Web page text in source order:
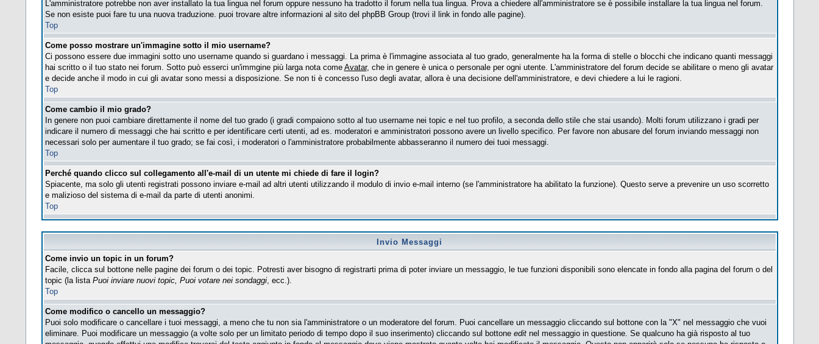
L'amministratore potrebbe non aver installato la tua lingua nel forum oppure nessuno ha tradotto il forum nella tua lingua. Prova a chiedere all'amministratore se è possibile installare la tua lingua nel forum.
Se non esiste puoi fare tu una nuova traduzione. puoi trovare altre informazioni al sito del phpBB Group (trovi il link in fondo alle pagine).
Top
Come posso mostrare un'immagine sotto il mio username?
Ci possono essere due immagini sotto uno username quando si guardano i messaggi. La prima è l'immagine associata al tuo grado, generalmente ha la forma di stelle o blocchi che indicano quanti messaggi
hai scritto o il tuo stato nei forum. Sotto può esserci un'immgine più larga nota come Avatar, che in genere è unica o personale per ogni utente. L'amministratore del forum decide se abilitare o meno gli avatar
e decide anche il modo in cui gli avatar sono messi a disposizione. Se non ti è concesso l'uso degli avatar, allora è una decisione dell'amministratore, e devi chiedere a lui le ragioni.
Top
Come cambio il mio grado?
In genere non puoi cambiare direttamente il nome del tuo grado (i gradi compaiono sotto al tuo username nei topic e nel tuo profilo, a seconda dello stile che stai usando). Molti forum utilizzano i gradi per
indicare il numero di messaggi che hai scritto e per identificare certi utenti, ad es. moderatori e amministratori possono avere un livello specifico. Per favore non abusare del forum inviando messaggi non
necessari solo per aumentare il tuo grado; se fai così, i moderatori o l'amministratore probabilmente abbasseranno il numero dei tuoi messaggi.
Top
Perché quando clicco sul collegamento all'e-mail di un utente mi chiede di fare il login?
Spiacente, ma solo gli utenti registrati possono inviare e-mail ad altri utenti utilizzando il modulo di invio e-mail interno (se l'amministratore ha abilitato la funzione). Questo serve a prevenire un uso scorretto
e malizioso del sistema di e-mail da parte di utenti anonimi.
Top
Invio Messaggi
Come invio un topic in un forum?
Facile, clicca sul bottone nelle pagine dei forum o dei topic. Potresti aver bisogno di registrarti prima di poter inviare un messaggio, le tue funzioni disponibili sono elencate in fondo alla pagina del forum o del
topic (la lista Puoi inviare nuovi topic, Puoi votare nei sondaggi, ecc.).
Top
Come modifico o cancello un messaggio?
Puoi solo modificare o cancellare i tuoi messaggi, a meno che tu non sia l'amministratore o un moderatore del forum. Puoi cancellare un messaggio cliccando sul bottone con la "X" nel messaggio che vuoi
eliminare. Puoi modificare un messaggio (a volte solo per un limitato periodo di tempo dopo il suo inserimento) cliccando sul bottone editnel messaggio in questione. Se qualcuno ha già risposto al tuo